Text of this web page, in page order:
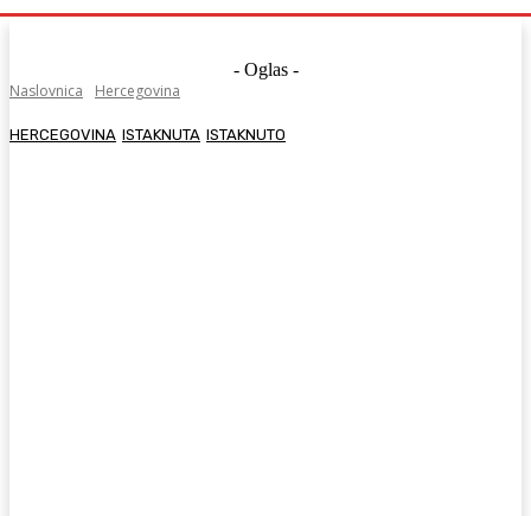
- Oglas -
Naslovnica
Hercegovina
HERCEGOVINA ISTAKNUTA ISTAKNUTO